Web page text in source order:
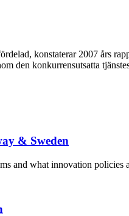
konstaterar 2007 års
den konkurrensutsatta
& Sweden
and what innovation policies